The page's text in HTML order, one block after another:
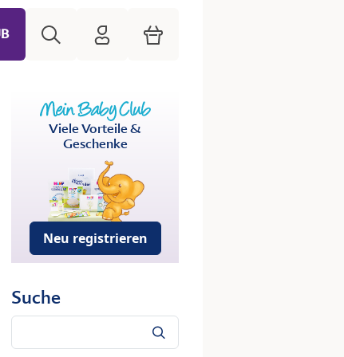
HiPP Mein Babyclub
Warenkorb
Viele Vorteile &
Geschenke
Neu registrieren
Suche